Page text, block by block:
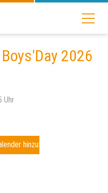
2026
Uhr
hinzufügen